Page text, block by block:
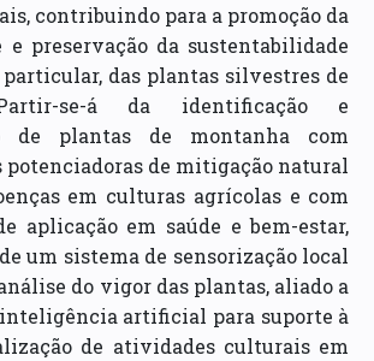
contribuindo para a promoção da
e preservação da sustentabilidade
das plantas silvestres de
se-á da identificação e
de plantas de montanha com
de mitigação natural
em culturas agrícolas e com
aplicação em saúde e bem-estar,
um sistema de sensorização local
do vigor das plantas, aliado a
artificial para suporte à
de atividades culturais em